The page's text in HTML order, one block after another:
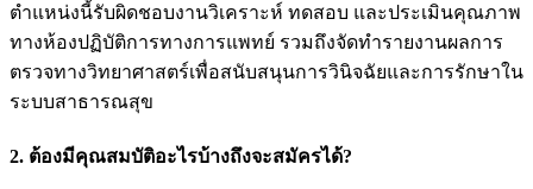
ตำแหน่งนี้รับผิดชอบงานวิเคราะห์ ทดสอบ และประเมินคุณภาพ
ทางห้องปฏิบัติการทางการแพทย์ รวมถึงจัดทำรายงานผลการ
ตรวจทางวิทยาศาสตร์เพื่อสนับสนุนการวินิจฉัยและการรักษาใน
ระบบสาธารณสุข
2. ต้องมีคุณสมบัติอะไรบ้างถึงจะสมัครได้?